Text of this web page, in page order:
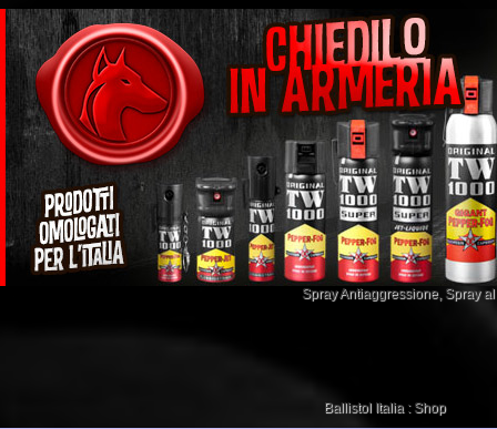
Spray Antiaggressione, Spray
Ballistol Italia : Shop